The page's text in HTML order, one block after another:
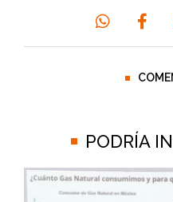
PODRÍA